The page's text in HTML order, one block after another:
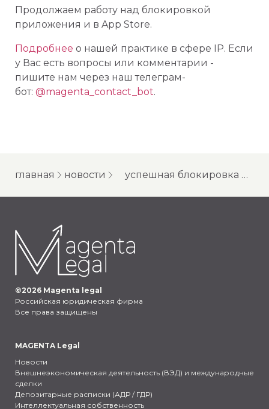
Продолжаем работу над блокировкой
приложения и в App Store.
Подробнее о нашей практике в сфере IP. Если
у Вас есть вопросы или комментарии -
пишите нам через наш телеграм-
бот: @magenta_contact_bot.
главная новости успешная блокировка мобильного приложения в google play
©2026 Magenta legal
Российская юридическая фирма
Все права защищены
MAGENTA Legal
Новости
Внешнеэкономическая деятельность (ВЭД) и международные
сделки
Депозитарные расписки (АДР / ГДР)
Интеллектуальная собственность